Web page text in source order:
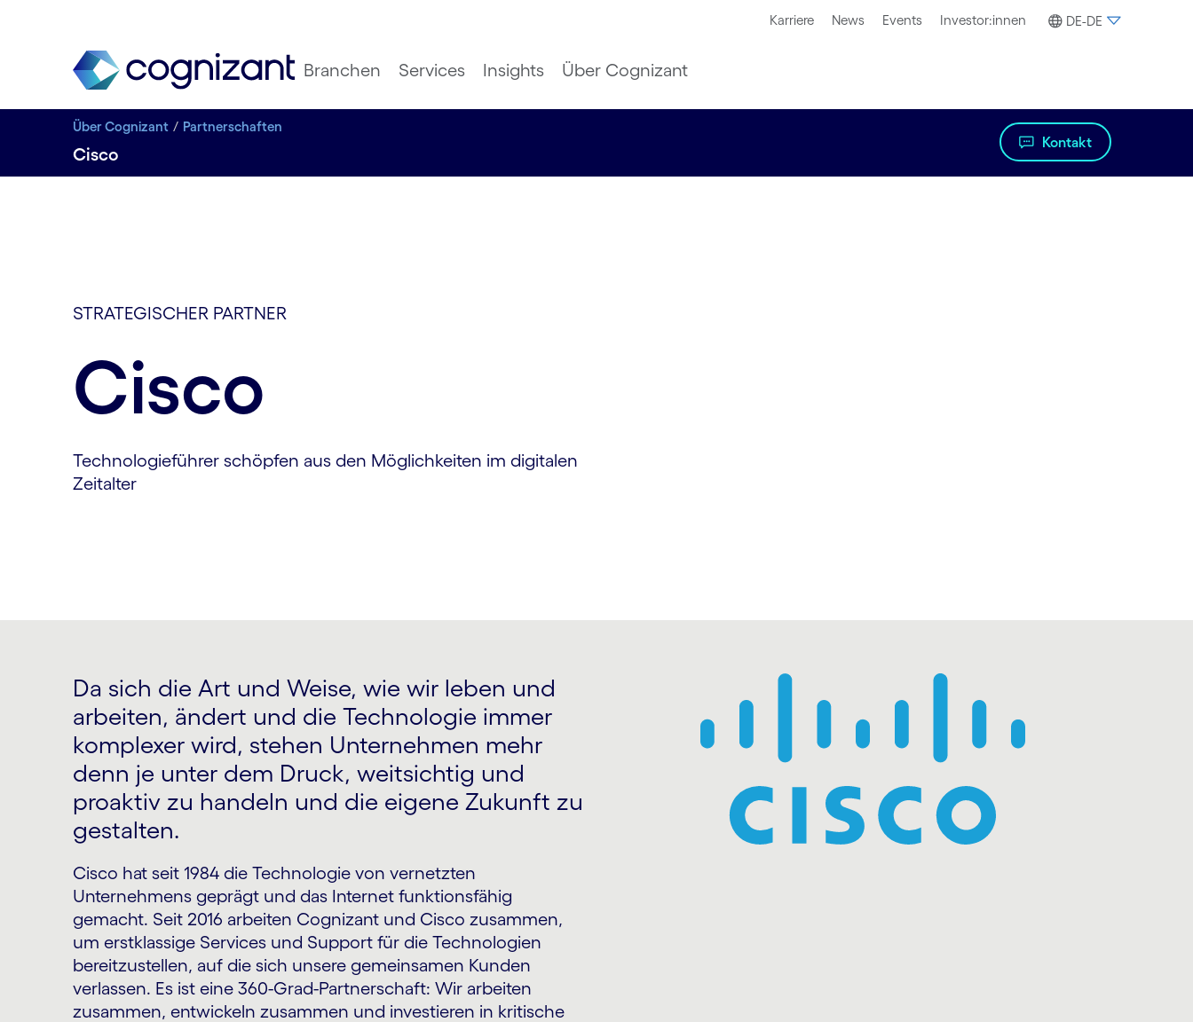
Karriere News Events Investor:innen DE-DE
Branchen Services Insights Über Cognizant
Über Cognizant Partnerschaften
Cisco
Kontakt
STRATEGISCHER PARTNER
Cisco
Technologieführer schöpfen aus den Möglichkeiten im digitalen
Zeitalter
Da sich die Art und Weise, wie wir leben und
arbeiten, ändert und die Technologie immer
komplexer wird, stehen Unternehmen mehr
denn je unter dem Druck, weitsichtig und
proaktiv zu handeln und die eigene Zukunft zu
gestalten.
Cisco hat seit 1984 die Technologie von vernetzten
Unternehmens geprägt und das Internet funktionsfähig
gemacht. Seit 2016 arbeiten Cognizant und Cisco zusammen,
um erstklassige Services und Support für die Technologien
bereitzustellen, auf die sich unsere gemeinsamen Kunden
verlassen. Es ist eine 360-Grad-Partnerschaft: Wir arbeiten
zusammen, entwickeln zusammen und investieren in kritische